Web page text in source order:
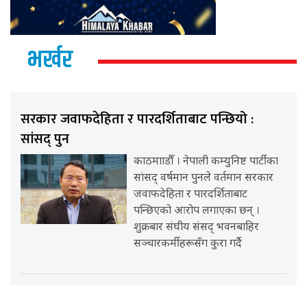
भर्खर
सरकार जवाफदेहिता र पारदर्शिताबाट पन्छियो :
सांसद् पुन
काठमााडौँ । नेपाली कम्युनिष्ट पार्टीका
सांसद् वर्षमान पुनले वर्तमान सरकार
जवाफदेहिता र पारदर्शिताबाट
पन्छिएको आरोप लगाएका छन् ।
शुक्रबार संघीय संसद् भवनबाहिर
सञ्चारकर्मीहरूसँग कुरा गर्दै